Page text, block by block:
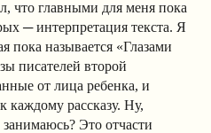
что главными для меня пока
─ интерпретация текста. Я
пока называется «Глазами
писателей второй
от лица ребенка, и
каждому рассказу. Ну,
Это отчасти